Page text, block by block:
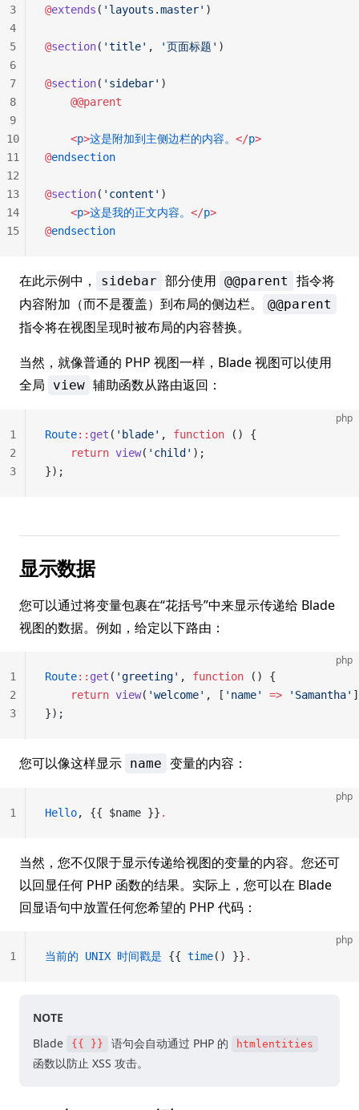
@extends ( 'layouts.master' )
@section( 'title' , '页面标题' )
@section( 'sidebar' )
    @@parent
    <
p>这是附加到主侧边栏的内容。 </p>
@endsection
@section( 'content' )
    <
p>这是我的正文内容。 </p>
@endsection
3
4
5
6
7
8
9
10
11
12
13
14
15
在此示例中， sidebar 部分使用 @@parent
指令将
内容附加（而不是覆盖）到布局的侧边栏。
@@parent
指令将在视图呈现时被布局的内容替换。
当然，就像普通的 PHP 视图一样，Blade 视图可以使用
全局
view 辅助函数从路由返回：
php
Route:: get ( 'blade' , function () {
    return
view( 'child' );
});
1
2
3
显示数据
您可以通过将变量包裹在“花括号”中来显示传递给 Blade
视图的数据。例如，给定以下路由：
php
Route:: get ( 'greeting' , function () {
    return
view( 'welcome' , [ 'name' => 'Samantha'
});
1
2
3
您可以像这样显示 name 变量的内容：
php
Hello, {{ $name }} .
1
当然，您不仅限于显示传递给视图的变量的内容。您还可
以回显任何 PHP 函数的结果。实际上，您可以在 Blade
回显语句中放置任何您希望的 PHP 代码：
php
当前的 UNIX 时间戳是 {{ time() }} .
1
NOTE
Blade
{{ }} 语句会自动通过 PHP 的 htmlentities
函数以防止 XSS 攻击。